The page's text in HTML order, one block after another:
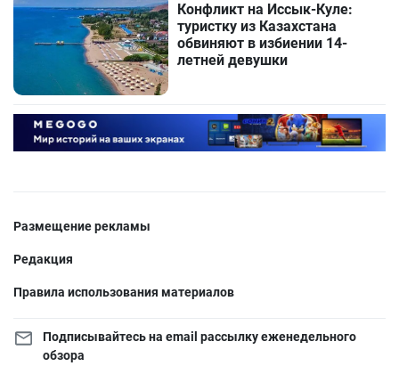
Конфликт на Иссык-Куле:
туристку из Казахстана
обвиняют в избиении 14-
летней девушки
Размещение рекламы
Редакция
Правила использования материалов
Подписывайтесь на email рассылку еженедельного
обзора